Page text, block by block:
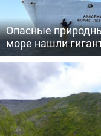
Опасные
море нашли